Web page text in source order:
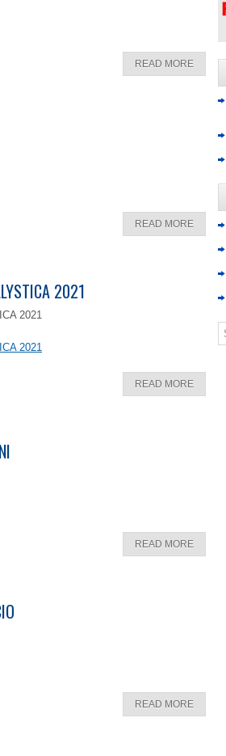
READ MORE
READ MORE
2021
2021
2021
READ MORE
READ MORE
READ MORE